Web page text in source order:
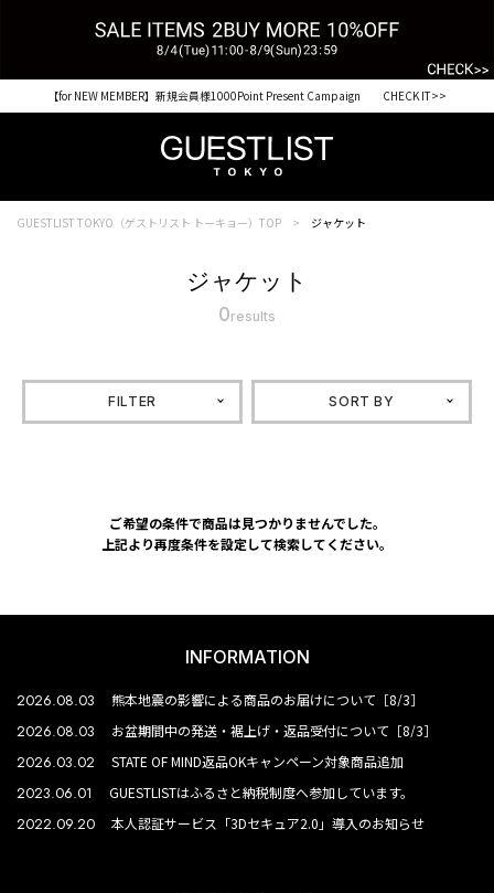
【for NEW MEMBER】新規会員様1000Point Present Campaign CHECK IT>>
GUESTLIST TOKYO（ゲストリスト トーキョー）TOP ジャケット
ジャケット
0results
FILTER SORT BY
ご希望の条件で商品は見つかりませんでした。
上記より再度条件を設定して検索してください。
INFORMATION
2026.08.03 熊本地震の影響による商品のお届けについて［8/3］
2026.08.03 お盆期間中の発送・裾上げ・返品受付について［8/3］
2026.03.02 STATE OF MIND返品OKキャンペーン対象商品追加
2023.06.01 GUESTLISTはふるさと納税制度へ参加しています。
2022.09.20 本人認証サービス「3Dセキュア2.0」導入のお知らせ